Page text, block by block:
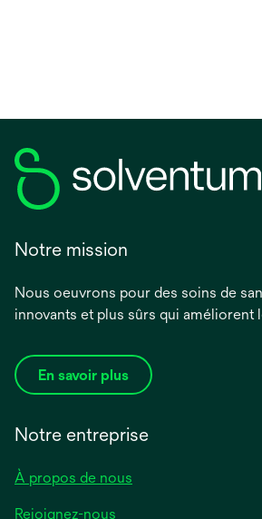
Notre mission
Nous oeuvrons pour des soins de
innovants et plus sûrs qui améliorent
En savoir plus
Notre entreprise
À propos de nous
Rejoignez-nous